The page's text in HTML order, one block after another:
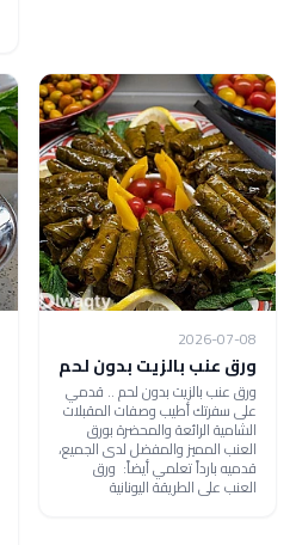
2026-07-08
ورق عنب بالزيت بدون لحم
ورق عنب بالزيت بدون لحم .. قدمي
على سفرتك أطيب وصفات المقبلات
الشامية الرائعة والمحضرة بورق
العنب المميز والمفضل لدى الجميع،
قدميه بارداً تعلمي أيضاً: ورق
العنب على الطريقة اليونانية